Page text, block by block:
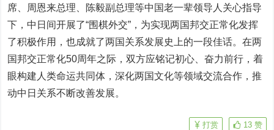
席、周恩来总理、陈毅副总理等中国老一辈领导人关心指导
下，中日间开展了“围棋外交”，为实现两国邦交正常化发挥
了积极作用，也成就了两国关系发展史上的一段佳话。在两
国邦交正常化50周年之际，双方应铭记初心、奋力前行，着
眼构建人类命运共同体，深化两国文化等领域交流合作，推
动中日关系不断改善发展。
13 赞
打赏